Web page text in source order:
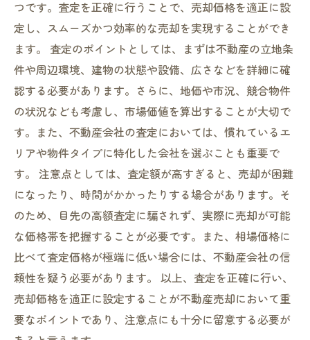
つです。査定を正確に行うことで、売却価格を適正に設
定し、スムーズかつ効率的な売却を実現することができ
ます。 査定のポイントとしては、まずは不動産の立地条
件や周辺環境、建物の状態や設備、広さなどを詳細に確
認する必要があります。さらに、地価や市況、競合物件
の状況なども考慮し、市場価値を算出することが大切で
す。また、不動産会社の査定においては、慣れているエ
リアや物件タイプに特化した会社を選ぶことも重要で
す。 注意点としては、査定額が高すぎると、売却が困難
になったり、時間がかかったりする場合があります。そ
のため、目先の高額査定に騙されず、実際に売却が可能
な価格帯を把握することが必要です。また、相場価格に
比べて査定価格が極端に低い場合には、不動産会社の信
頼性を疑う必要があります。 以上、査定を正確に行い、
売却価格を適正に設定することが不動産売却において重
要なポイントであり、注意点にも十分に留意する必要が